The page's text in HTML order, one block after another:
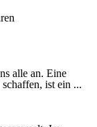
alle an. Eine
ist ein ...